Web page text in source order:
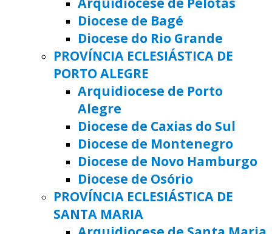
Diocese de Bagé
Diocese do Rio Grande
PROVÍNCIA ECLESIÁSTICA DE
PORTO ALEGRE
Arquidiocese de Porto
Alegre
Diocese de Caxias do Sul
Diocese de Montenegro
Diocese de Novo Hamburgo
Diocese de Osório
PROVÍNCIA ECLESIÁSTICA DE
SANTA MARIA